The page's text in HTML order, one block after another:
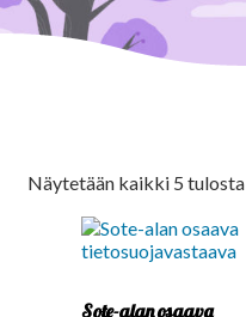
Näytetään kaikki 5 tulosta
Sote-alan osaava